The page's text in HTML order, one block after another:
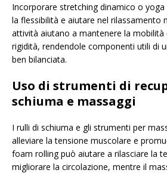
Incorporare stretching dinamico o
la flessibilità e aiutare nel rilassamento
attività aiutano a mantenere la mobilità
rigidità, rendendole componenti utili di
ben bilanciata.
Uso di strumenti di
schiuma e massaggi
I rulli di schiuma e gli strumenti per
alleviare la tensione muscolare e
foam rolling può aiutare a rilasciare la
migliorare la circolazione, mentre il